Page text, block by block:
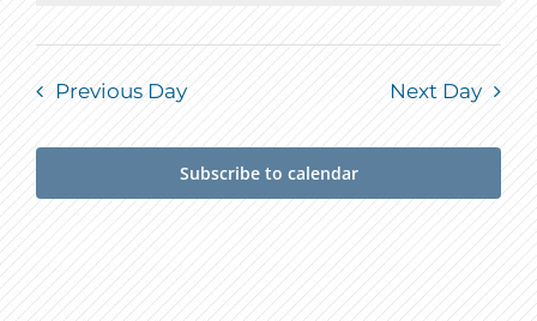
Previous Day Next Day
Subscribe to calendar